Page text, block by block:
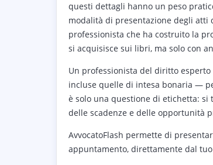
questi dettagli hanno un peso
modalità di presentazione degli atti
professionista che ha costruito la
si acquisisce sui libri, ma solo con
Un professionista del diritto
incluse quelle di intesa bonaria —
è solo una questione di etichetta:
delle scadenze e delle opportunità
AvvocatoFlash permette di
appuntamento, direttamente dal